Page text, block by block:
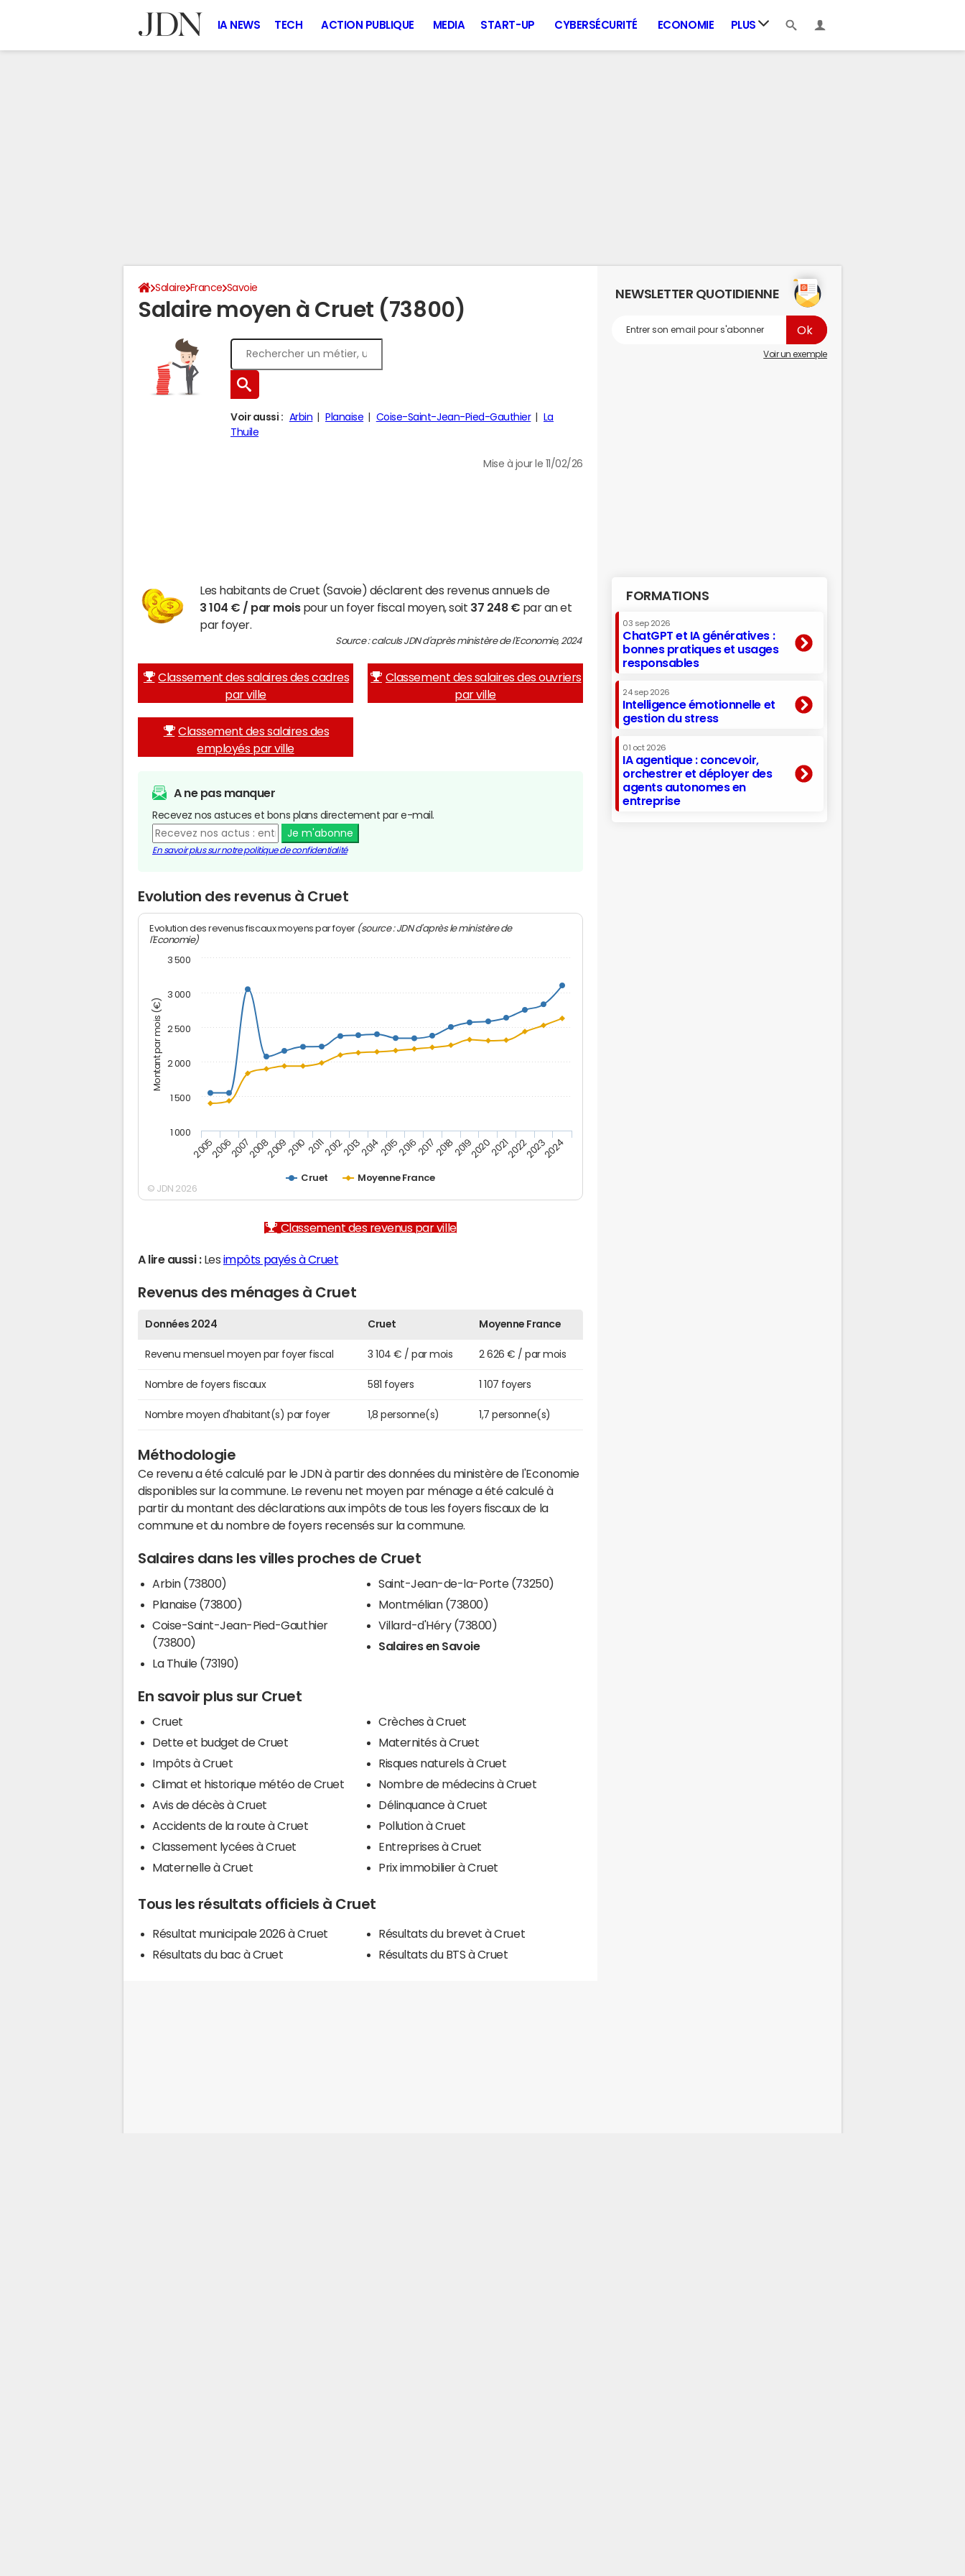
IA NEWS TECH ACTION PUBLIQUE MEDIA START-UP CYBERSÉCURITÉ ECONOMIE PLUS
Salaire France Savoie
Salaire moyen à Cruet (73800)
Voir aussi : Arbin Planaise Coise-Saint-Jean-Pied-Gauthier
La
Thuile
Mise à jour le 11/02/26
Les habitants de Cruet (Savoie) déclarent des revenus annuels de
3 104 € / par moispour un foyer fiscal moyen, soit 37 248 € par an et
par foyer.
Source : calculs JDN d'après ministère de l'Economie, 2024
Classement des salaires des cadres
par ville
Classement des salaires des ouvriers
par ville
Classement des salaires des
employés par ville
A ne pas manquer
Recevez nos astuces et bons plans directement par e-mail.
Je m'abonne
En savoir plus sur notre politique de confidentialité
Evolution des revenus à Cruet
Montant par mois (€)
Evolution des revenus fiscaux moyens par foyer (source : JDN d'après le ministère de
l'Economie)
Cruet Moyenne France
200520062007200820092010 20112012201320142015201620172018201920202021202220232024
1 000
1 500
2 000
2 500
3 000
3 500
© JDN 2026
Classement des revenus par ville
A lire aussi :Les impôts payés à Cruet
Revenus des ménages à Cruet
Données 2024 Cruet Moyenne France
Revenu mensuel moyen par foyer fiscal 3 104 € / par mois 2 626 € / par mois
Nombre de foyers fiscaux 581 foyers 1 107 foyers
Nombre moyen d'habitant(s) par foyer 1,8 personne(s) 1,7 personne(s)
Méthodologie
Ce revenu a été calculé par le JDN à partir des données du ministère de l'Economie
disponibles sur la commune. Le revenu net moyen par ménage a été calculé à
partir du montant des déclarations aux impôts de tous les foyers fiscaux de la
commune et du nombre de foyers recensés sur la commune.
Salaires dans les villes proches de Cruet
Arbin (73800)
Planaise (73800)
Coise-Saint-Jean-Pied-Gauthier
(73800)
La Thuile (73190)
Saint-Jean-de-la-Porte (73250)
Montmélian (73800)
Villard-d'Héry (73800)
Salaires en Savoie
En savoir plus sur Cruet
Cruet
Dette et budget de Cruet
Impôts à Cruet
Climat et historique météo de Cruet
Avis de décès à Cruet
Accidents de la route à Cruet
Classement lycées à Cruet
Maternelle à Cruet
Crèches à Cruet
Maternités à Cruet
Risques naturels à Cruet
Nombre de médecins à Cruet
Délinquance à Cruet
Pollution à Cruet
Entreprises à Cruet
Prix immobilier à Cruet
Tous les résultats officiels à Cruet
Résultat municipale 2026 à Cruet
Résultats du bac à Cruet
Résultats du brevet à Cruet
Résultats du BTS à Cruet
NEWSLETTER QUOTIDIENNE
Voir un exemple
FORMATIONS
03 sep 2026
ChatGPT et IA génératives :
bonnes pratiques et usages
responsables
24 sep 2026
Intelligence émotionnelle et
gestion du stress
01 oct 2026
IA agentique : concevoir,
orchestrer et déployer des
agents autonomes en
entreprise